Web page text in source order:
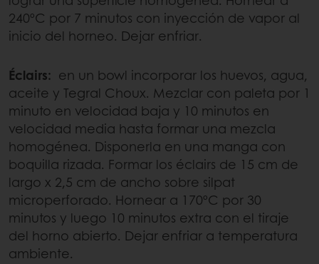
240ºC por 7 minutos con inyección de vapor al
inicio del horneo. Dejar enfriar.
Éclairs: en un bowl incorporar los huevos, agua,
aceite y Tegral Choux. Mezclar con paleta por 1
minuto en velocidad baja y 10 minutos en
velocidad media hasta formar una mezcla
homogénea. Disponerla en una manga con
boquilla rizada. Formar los éclairs de 15 cm de
largo x 2,5 cm de ancho sobre silpat
microperforado. Hornear a 170ºC por 30
minutos y luego 10 minutos extra con el tiraje
del horno abierto. Dejar enfriar a temperatura
ambiente.